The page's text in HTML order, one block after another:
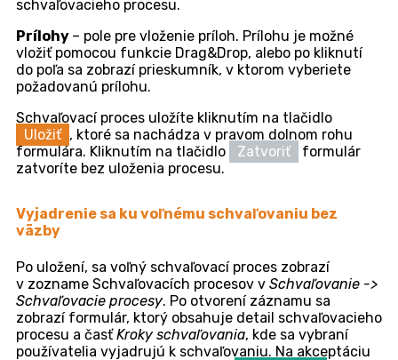
Formulár pre vytvorenie voľného schvaľovacieho
charakteristika schvaľovacieho procesu.
Schvaľovatelia– kliknutím na tlačidloVybrať,
vyberte používateľov, ktorí sa k danému procesu budú
používatelia s náležitým oprávnením. Toto oprávnenie
je možné nastaviť v Používatelia a skupiny ->
Používatelia
schvaľovateľa -> Voľné schvaľovanie.Procesu možno
nastaviť viacero schvaľovateľov.
Vyhodnotenie schvaľovacieho procesu– vo
výbere sa nachádzajú nasledovné možnosti: